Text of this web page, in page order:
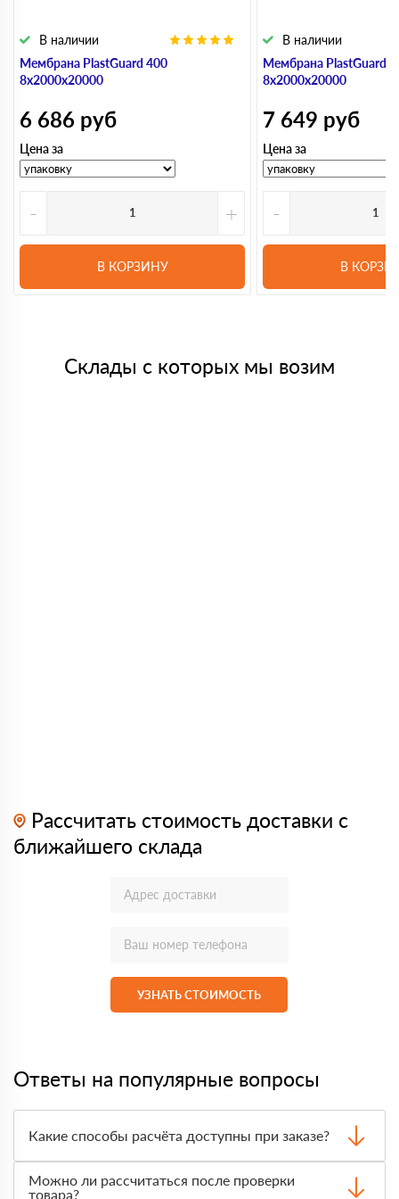
Мембрана PlastGuard 400
8х2000х20000
В наличии
6 686 руб
Цена за
- +
В КОРЗИНУ
Мембрана PlastGuard
8х2000х20000
В наличии
7 649 руб
Цена за
-
В
Склады с которых мы возим
Рассчитать стоимость доставки с
ближайшего склада
УЗНАТЬ СТОИМОСТЬ
Ответы на популярные вопросы
Какие способы расчёта доступны при заказе?
счёту. Точный формат оплаты менеджер согласует с
Можно ли рассчитаться после проверки
товара?